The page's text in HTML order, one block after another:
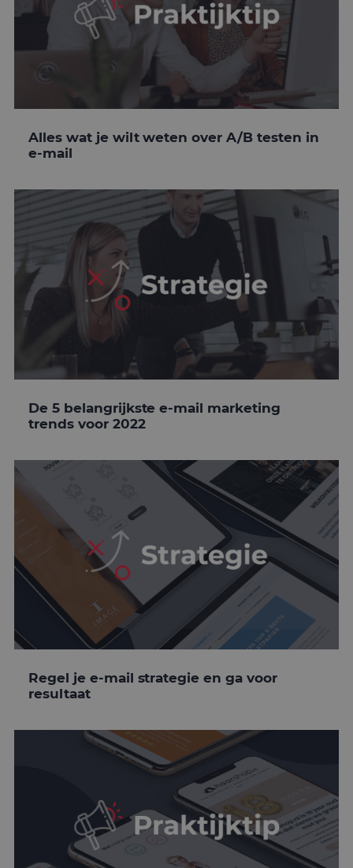
Alles wat je wilt weten over A/B testen in
e-mail
De 5 belangrijkste e-mail marketing
trends voor 2022
Regel je e-mail strategie en ga voor
resultaat